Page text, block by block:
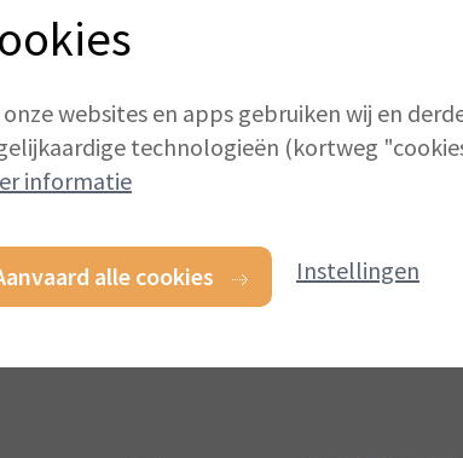
Drainage
Drainage
onze websites en apps gebruiken wij en
technologieën (kortweg
informatie
alle cookies Instellingen